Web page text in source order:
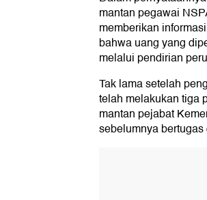
mantan pegawai
memberikan
bahwa uang yang
melalui pendirian
Tak lama setelah
telah melakukan tiga
mantan pejabat
sebelumnya